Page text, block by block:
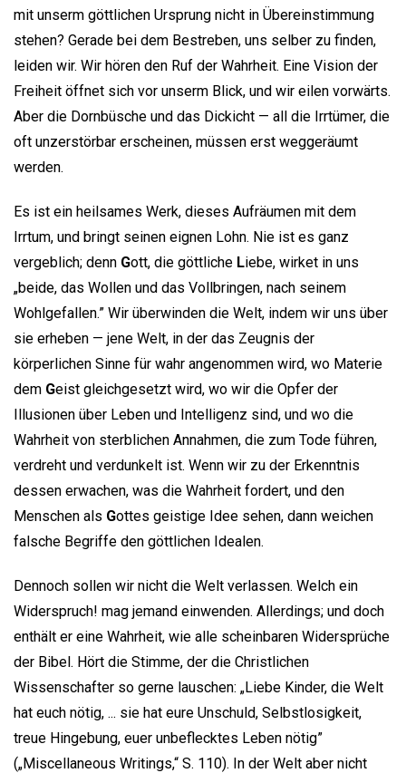
mit unserm göttlichen Ursprung nicht in Übereinstimmung
stehen? Gerade bei dem Bestreben, uns selber zu finden,
leiden wir. Wir hören den Ruf der Wahrheit. Eine Vision der
Freiheit öffnet sich vor unserm Blick, und wir eilen vorwärts.
Aber die Dornbüsche und das Dickicht — all die Irrtümer, die
oft unzerstörbar erscheinen, müssen erst weggeräumt
werden.
Es ist ein heilsames Werk, dieses Aufräumen mit dem
Irrtum, und bringt seinen eignen Lohn. Nie ist es ganz
vergeblich; denn Gott, die göttliche Liebe, wirket in uns
„beide, das Wollen und das Vollbringen, nach seinem
Wohlgefallen.” Wir überwinden die Welt, indem wir uns über
sie erheben — jene Welt, in der das Zeugnis der
körperlichen Sinne für wahr angenommen wird, wo Materie
dem Geist gleichgesetzt wird, wo wir die Opfer der
Illusionen über Leben und Intelligenz sind, und wo die
Wahrheit von sterblichen Annahmen, die zum Tode führen,
verdreht und verdunkelt ist. Wenn wir zu der Erkenntnis
dessen erwachen, was die Wahrheit fordert, und den
Menschen als Gottes geistige Idee sehen, dann weichen
falsche Begriffe den göttlichen Idealen.
Dennoch sollen wir nicht die Welt verlassen. Welch ein
Widerspruch! mag jemand einwenden. Allerdings; und doch
enthält er eine Wahrheit, wie alle scheinbaren Widersprüche
der Bibel. Hört die Stimme, der die Christlichen
Wissenschafter so gerne lauschen: „Liebe Kinder, die Welt
hat euch nötig, ... sie hat eure Unschuld, Selbstlosigkeit,
treue Hingebung, euer unbeflecktes Leben nötig”
(„Miscellaneous Writings,“ S. 110). In der Welt aber nicht